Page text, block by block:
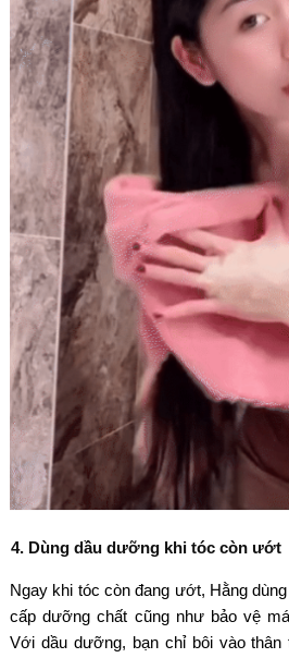
4. Dùng dầu dưỡng khi tóc còn ướt
Ngay khi tóc còn đang ướt, Hằng
cấp dưỡng chất cũng như bảo vệ
Với dầu dưỡng, bạn chỉ bôi vào thân